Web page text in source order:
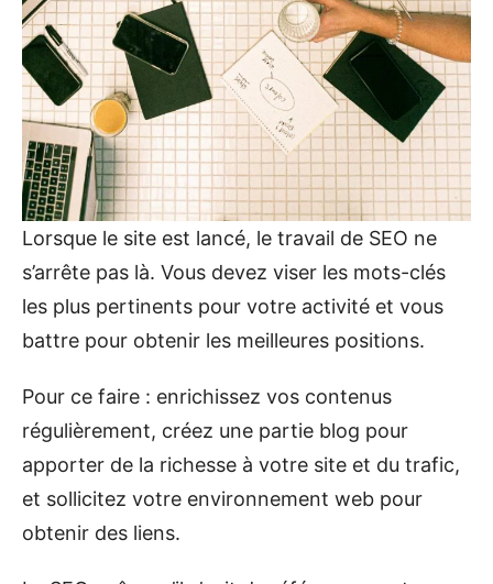
Lorsque le site est lancé, le travail de SEO ne
s’arrête pas là. Vous devez viser les mots-clés
les plus pertinents pour votre activité et vous
battre pour obtenir les meilleures positions.
Pour ce faire : enrichissez vos contenus
régulièrement, créez une partie blog pour
apporter de la richesse à votre site et du trafic,
et sollicitez votre environnement web pour
obtenir des liens.